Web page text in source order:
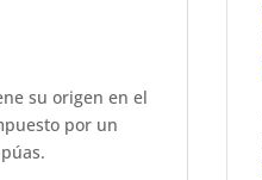
su origen en el
por un